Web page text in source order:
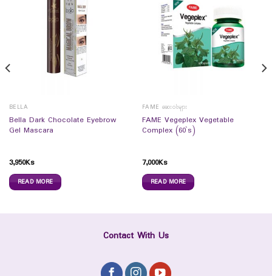
BELLA
Bella Dark Chocolate Eyebrow
Gel Mascara
3,950Ks
READ MORE
FAME ဆေးဝါးများ
FAME Vegeplex Vegetable
Complex (60`s)
7,000Ks
READ MORE
Contact With Us